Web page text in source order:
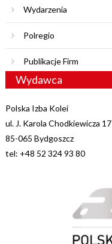
Wydarzenia
Polregio
Publikacje Firm
Wydawca
Polska Izba Kolei
ul. J. Karola Chodkiewicza 17
85-065 Bydgoszcz
tel: +48 52 324 93 80